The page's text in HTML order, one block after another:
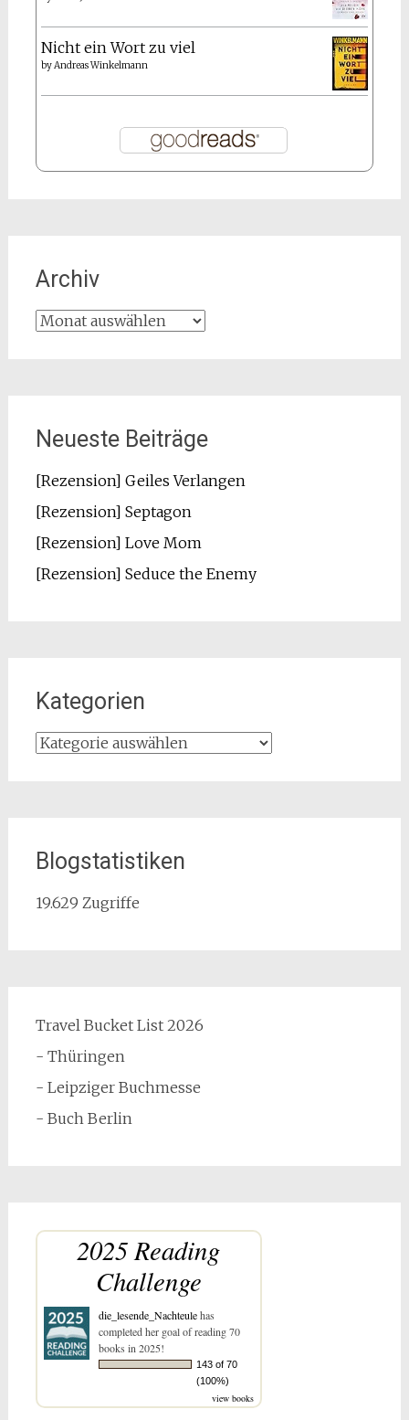
Nicht ein Wort zu viel
byAndreas Winkelmann
Archiv
Archiv
Neueste Beiträge
[Rezension] Geiles Verlangen
[Rezension] Septagon
[Rezension] Love Mom
[Rezension] Seduce the Enemy
Kategorien
Kategorien
Blogstatistiken
19.629 Zugriffe
Travel Bucket List 2026
- Thüringen
- Leipziger Buchmesse
- Buch Berlin
2025 Reading
Challenge
die_lesende_Nachteulehas
completed her goal of reading 70
books in 2025!
143 of 70
(100%)
view books